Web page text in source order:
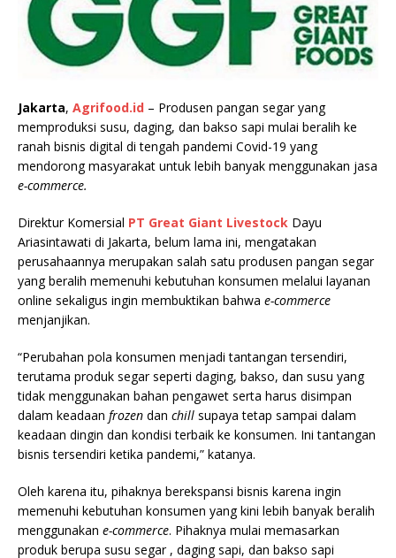
Jakarta, Agrifood.id – Produsen pangan segar yang
memproduksi susu, daging, dan bakso sapi mulai beralih ke
ranah bisnis digital di tengah pandemi Covid-19 yang
mendorong masyarakat untuk lebih banyak menggunakan jasa
e-commerce.
Direktur Komersial PT Great Giant Livestock Dayu
Ariasintawati di Jakarta, belum lama ini, mengatakan
perusahaannya merupakan salah satu produsen pangan segar
yang beralih memenuhi kebutuhan konsumen melalui layanan
online sekaligus ingin membuktikan bahwa e-commerce
menjanjikan.
“Perubahan pola konsumen menjadi tantangan tersendiri,
terutama produk segar seperti daging, bakso, dan susu yang
tidak menggunakan bahan pengawet serta harus disimpan
dalam keadaan frozen dan chill supaya tetap sampai dalam
keadaan dingin dan kondisi terbaik ke konsumen. Ini tantangan
bisnis tersendiri ketika pandemi,” katanya.
Oleh karena itu, pihaknya berekspansi bisnis karena ingin
memenuhi kebutuhan konsumen yang kini lebih banyak beralih
menggunakan e-commerce. Pihaknya mulai memasarkan
produk berupa susu segar , daging sapi, dan bakso sapi